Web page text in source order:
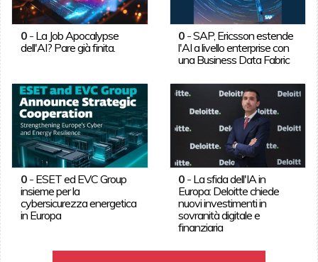
0- La Job Apocalypse
dell'AI? Pare già finita.
0 -SAP, Ericsson estende
l'AI a livello enterprise con
una Business Data Fabric
0- ESET ed EVC Group
insieme per la
cybersicurezza energetica
in Europa
0 - La sfida dell'IA in
Europa: Deloitte chiede
nuovi investimenti in
sovranità digitale e
finanziaria